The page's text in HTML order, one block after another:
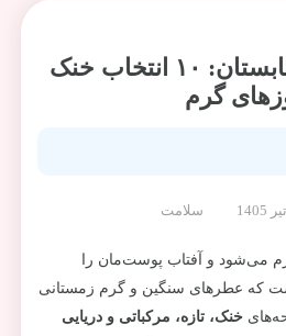
بهترین عطرهای تابستان: ۱۰ انتخاب خنک
گرم
سلامت
می‌شود و آفتاب پوست‌مان را
که عطرهای سنگین و گرم زمستانی
خنک، تازه، مرکباتی و دریایی